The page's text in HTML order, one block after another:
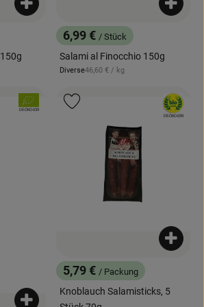
Produkt zum Warenkorb hinzufügen
, Preis:
6,99 € / Stück
Salami al Finocchio 150g
, Herkunft:
Diverse, Referenzpreis:
46,60 € / kg
, Verband:
, Kontrollstelle:
DE-ÖKO-039
hinzufügen
, Preis:
5,79 € / Packung
Knoblauch Salamisticks, 5
, Verband:
, Kontrollstelle:
DE-ÖKO-039
Produkt zu Favouriten hinzufügen